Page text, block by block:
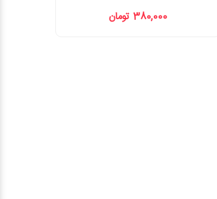
380,000 تومان